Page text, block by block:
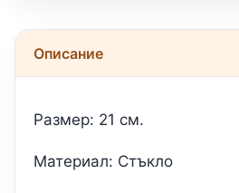
Описание
Размер: 21 см.
Материал: Стъкло